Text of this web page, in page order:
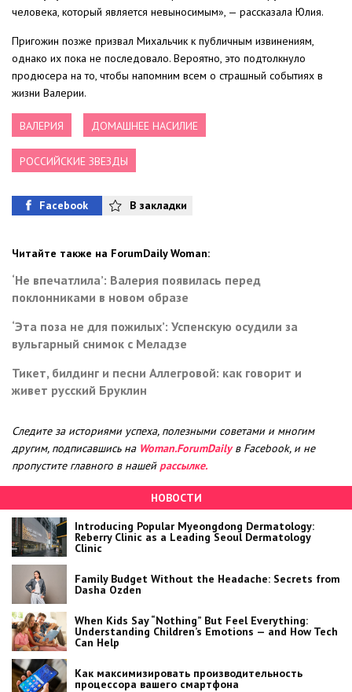
человека, который является невыносимым», — рассказала Юлия.
Пригожин позже призвал Михальчик к публичным извинениям,
однако их пока не последовало. Вероятно, это подтолкнуло
продюсера на то, чтобы напомним всем о страшный событиях в
жизни Валерии.
ВАЛЕРИЯ ДОМАШНЕЕ НАСИЛИЕ
РОССИЙСКИЕ ЗВЕЗДЫ
Facebook В закладки
Читайте также на ForumDaily Woman:
‘Не впечатлила’: Валерия появилась перед
поклонниками в новом образе
‘Эта поза не для пожилых’: Успенскую осудили за
вульгарный снимок с Меладзе
Тикет, билдинг и песни Аллегровой: как говорит и
живет русский Бруклин
Следите за историями успеха, полезными советами и многим
другим, подписавшись на Woman.ForumDailyв Facebook, и не
пропустите главного в нашей рассылке.
НОВОСТИ
Introducing Popular Myeongdong Dermatology:
Reberry Clinic as a Leading Seoul Dermatology
Clinic
Family Budget Without the Headache: Secrets from
Dasha Ozden
When Kids Say “Nothing” But Feel Everything:
Understanding Children’s Emotions — and How Tech
Can Help
Как максимизировать производительность
процессора вашего смартфона